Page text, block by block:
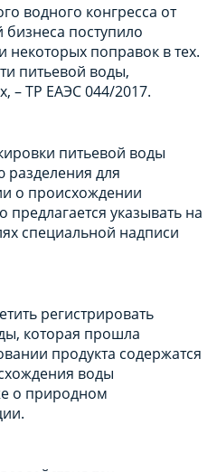
водного конгресса от
бизнеса поступило
поправок в тех.
питьевой воды,
– ТР ЕАЭС 044/2017.
питьевой воды
разделения для
о происхождении
предлагается указывать на
специальной надписи
регистрировать
которая прошла
продукта содержатся
воды
о природном